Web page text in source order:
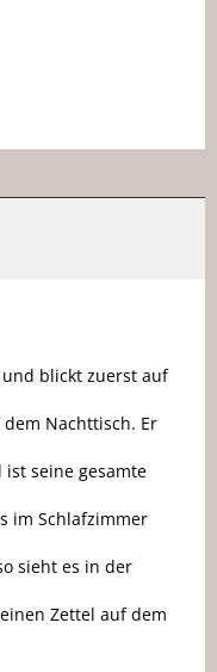
blickt zuerst auf
Nachttisch. Er
seine gesamte
im Schlafzimmer
sieht es in der
Zettel auf dem